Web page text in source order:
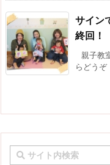
サイン
終回！
親子教
らどう